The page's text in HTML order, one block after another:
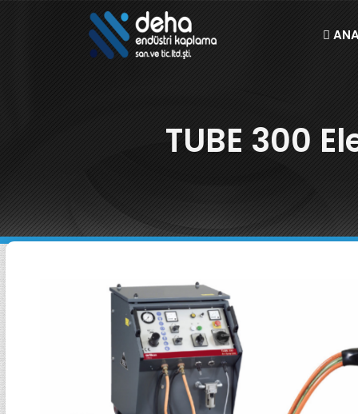
TUBE 300